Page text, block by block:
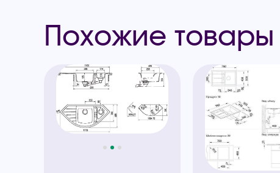
Похожие товары